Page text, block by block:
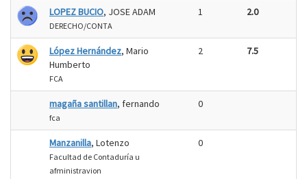
LOPEZ BUCIO, JOSE ADAM
DERECHO/CONTA
1 2.0
López Hernández, Mario
Humberto
FCA
2 7.5
magaña santillan, fernando
fca
0
Manzanilla, Lotenzo
Facultad de Contaduría u
afministravion
0